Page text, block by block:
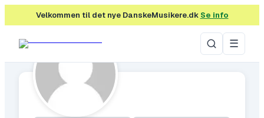
Velkommen til det nye DanskeMusikere.dk Se info
☰